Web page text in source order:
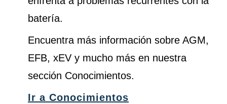
batería.
Encuentra más información sobre AGM,
EFB, xEV y mucho más en nuestra
sección Conocimientos.
Ir a Conocimientos